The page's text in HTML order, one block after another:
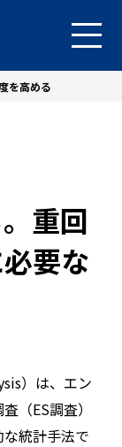
を高める
重回
要な
）は、エン
（ES調査）
統計手法で